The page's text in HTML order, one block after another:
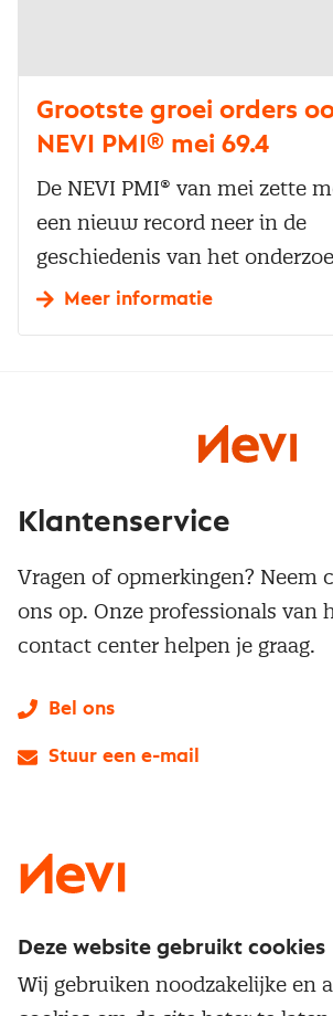
Grootste groei orders
NEVI PMI® mei 69.4
De NEVI PMI® van mei zette
een nieuw record neer in de
geschiedenis van het
Meer informatie
Service & contact
Klantenservice
Vragen of opmerkingen? Neem
ons op. Onze professionals van
contact center helpen je graag.
Bel ons
Stuur een e-mail
Deze website gebruikt cookies
Wij gebruiken noodzakelijke en